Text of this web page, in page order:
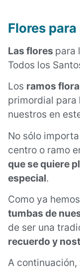
Flores
Las flores para
Todos los
Los ramos
primordial para
nuestros en
No sólo
centro o ramo
que se quiere
especial.
Como ya
tumbas de
de ser una
recuerdo y
A continuación,